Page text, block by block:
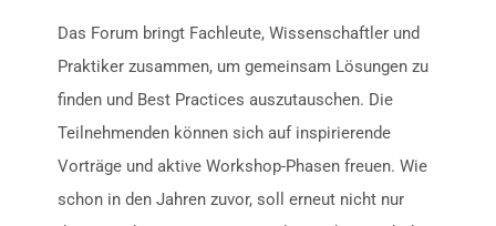
Das Forum bringt Fachleute, Wissenschaftler und
Praktiker zusammen, um gemeinsam Lösungen zu
finden und Best Practices auszutauschen. Die
Teilnehmenden können sich auf inspirierende
Vorträge und aktive Workshop-Phasen freuen. Wie
schon in den Jahren zuvor, soll erneut nicht nur